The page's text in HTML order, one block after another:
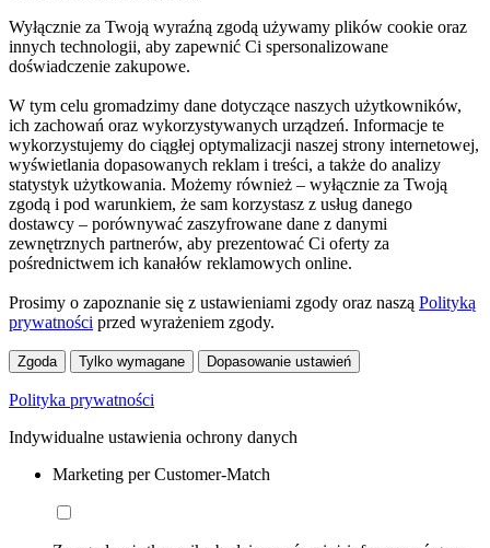
Wyłącznie za Twoją wyraźną zgodą używamy plików cookie oraz
innych technologii, aby zapewnić Ci spersonalizowane
doświadczenie zakupowe.
W tym celu gromadzimy dane dotyczące naszych użytkowników,
ich zachowań oraz wykorzystywanych urządzeń. Informacje te
wykorzystujemy do ciągłej optymalizacji naszej strony internetowej,
wyświetlania dopasowanych reklam i treści, a także do analizy
statystyk użytkowania. Możemy również – wyłącznie za Twoją
zgodą i pod warunkiem, że sam korzystasz z usług danego
dostawcy – porównywać zaszyfrowane dane z danymi
zewnętrznych partnerów, aby prezentować Ci oferty za
pośrednictwem ich kanałów reklamowych online.
Prosimy o zapoznanie się z ustawieniami zgody oraz naszą Polityką
prywatności przed wyrażeniem zgody.
Zgoda Tylko wymagane Dopasowanie ustawień
Polityka prywatności
Indywidualne ustawienia ochrony danych
Marketing per Customer-Match